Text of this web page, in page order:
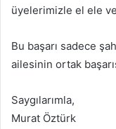
üyelerimizle el ele
Bu başarı sadece
ailesinin ortak
Saygılarımla,
Murat Öztürk